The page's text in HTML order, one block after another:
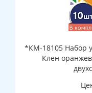
*КМ-18105 Набор
Клен